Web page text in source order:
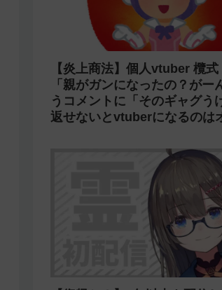
【炎上商法】個人vtuber 欖
「親がガンになったの？がー
うコメントに「そのギャグう
返せないとvtuberになるのは